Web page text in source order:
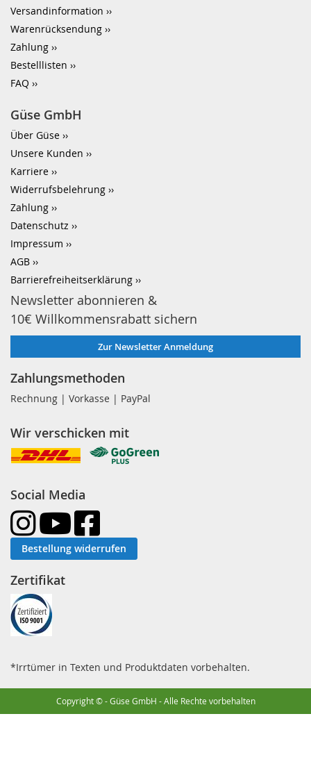
Versandinformation
Warenrücksendung
Zahlung
Bestelllisten
FAQ
Güse GmbH
Über Güse
Unsere Kunden
Karriere
Widerrufsbelehrung
Zahlung
Datenschutz
Impressum
AGB
Barrierefreiheitserklärung
Newsletter abonnieren &
10€ Willkommensrabatt sichern
Zur Newsletter Anmeldung
Zahlungsmethoden
Rechnung | Vorkasse | PayPal
Wir verschicken mit
Social Media
Bestellung widerrufen
Zertifikat
*Irrtümer in Texten und Produktdaten vorbehalten.
Copyright © - Güse GmbH - Alle Rechte vorbehalten